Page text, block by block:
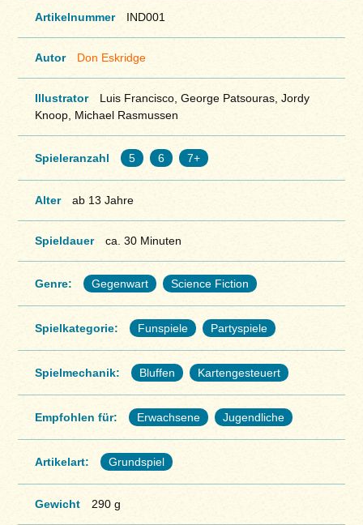
Artikelnummer IND001
Autor Don Eskridge
Illustrator
Luis Francisco, George Patsouras, Jordy
Knoop, Michael Rasmussen
Spieleranzahl 5 6 7+
Alter ab 13 Jahre
Spieldauer ca. 30 Minuten
Genre: Gegenwart Science Fiction
Spielkategorie: Funspiele Partyspiele
Spielmechanik: Bluffen Kartengesteuert
Empfohlen für: Erwachsene Jugendliche
Artikelart: Grundspiel
Gewicht 290 g